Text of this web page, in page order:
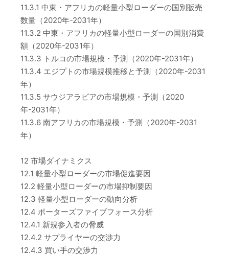
11.3.1 中東・アフリカの軽量小型ローダーの国別販売
数量（2020年-2031年）
11.3.2 中東・アフリカの軽量小型ローダーの国別消費
額（2020年-2031年）
11.3.3 トルコの市場規模・予測（2020年-2031年）
11.3.4 エジプトの市場規模推移と予測（2020年-2031
年）
11.3.5 サウジアラビアの市場規模・予測（2020
年-2031年）
11.3.6 南アフリカの市場規模・予測（2020年-2031
年）
12 市場ダイナミクス
12.1 軽量小型ローダーの市場促進要因
12.2 軽量小型ローダーの市場抑制要因
12.3 軽量小型ローダーの動向分析
12.4 ポーターズファイブフォース分析
12.4.1 新規参入者の脅威
12.4.2 サプライヤーの交渉力
12.4.3 買い手の交渉力